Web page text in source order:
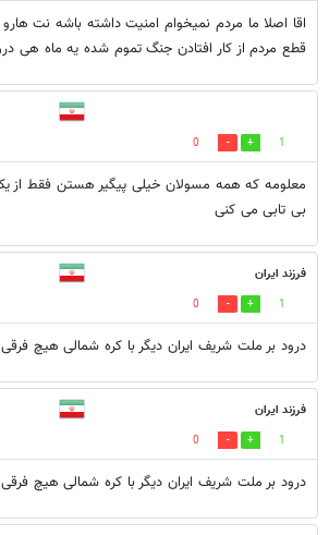
اقا اصلا ما مردم نمیخوام امنیت داشته باشه نت
قطع مردم از کار افتادن جنگ تموم شده یه ماه هی
1
0
معلومه که همه مسولان خیلی پیگیر هستن فقط از
بی تابی می کنی
فرزند ایران
1
0
درود بر ملت شریف ایران دیگر با کره شمالی هیچ
فرزند ایران
1
0
درود بر ملت شریف ایران دیگر با کره شمالی هیچ